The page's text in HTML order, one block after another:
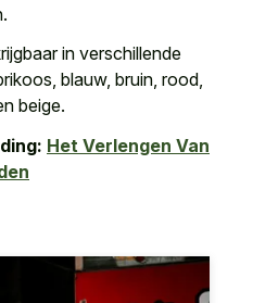
in verschillende
blauw, bruin, rood,
beige.
Het Verlengen Van